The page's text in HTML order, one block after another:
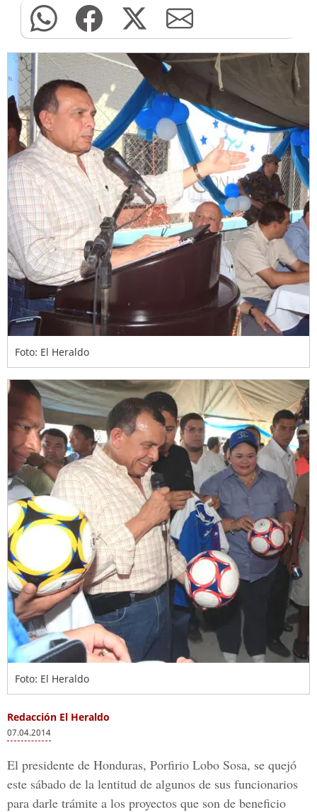
Foto: El Heraldo
Foto: El Heraldo
Redacción El Heraldo
07.04.2014
El presidente de Honduras, Porfirio Lobo Sosa, se quejó
este sábado de la lentitud de algunos de sus funcionarios
para darle trámite a los proyectos que son de beneficio